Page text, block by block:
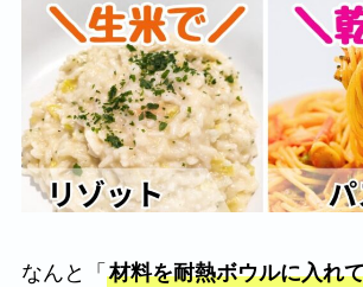
なんと「 材料を耐熱ボウルに入れ